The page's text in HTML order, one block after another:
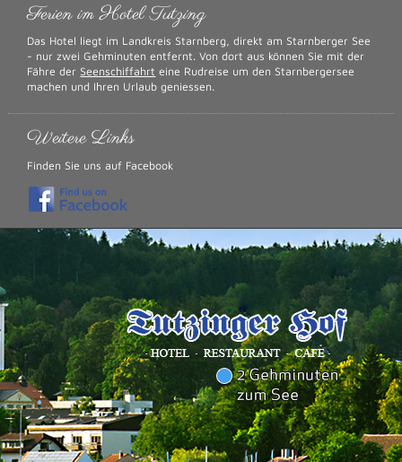
Ferien im Hotel Tutzing
Das Hotel liegt im Landkreis Starnberg, direkt am Starnberger See
- nur zwei Gehminuten entfernt. Von dort aus können Sie mit der
Fähre der Seenschiffahrt eine Rudreise um den Starnbergersee
machen und Ihren Urlaub geniessen.
Weitere Links
Finden Sie uns auf Facebook